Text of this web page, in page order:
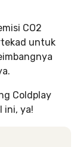
CO2
untuk
Coldplay
ini, ya!